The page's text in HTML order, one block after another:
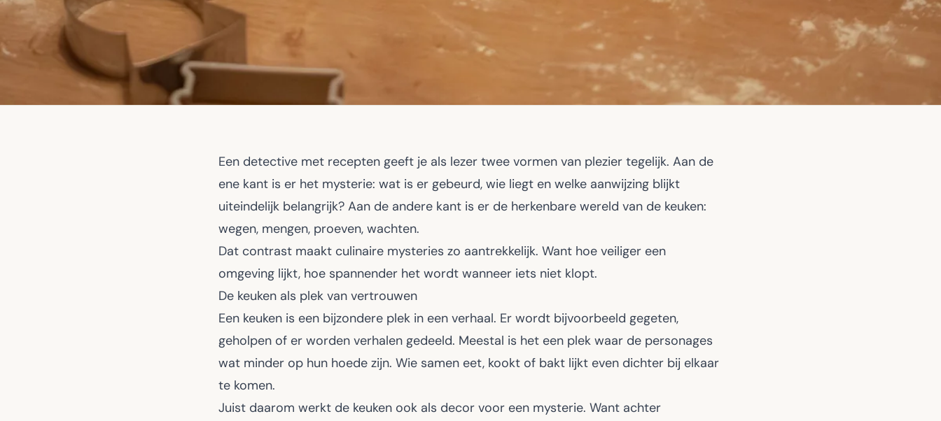
Een detective met recepten geeft je als lezer twee vormen van plezier tegelijk. Aan de
ene kant is er het mysterie: wat is er gebeurd, wie liegt en welke aanwijzing blijkt
uiteindelijk belangrijk? Aan de andere kant is er de herkenbare wereld van de keuken:
wegen, mengen, proeven, wachten.
Dat contrast maakt culinaire mysteries zo aantrekkelijk. Want hoe veiliger een
omgeving lijkt, hoe spannender het wordt wanneer iets niet klopt.
De keuken als plek van vertrouwen
Een keuken is een bijzondere plek in een verhaal. Er wordt bijvoorbeeld gegeten,
geholpen of er worden verhalen gedeeld. Meestal is het een plek waar de personages
wat minder op hun hoede zijn. Wie samen eet, kookt of bakt lijkt even dichter bij elkaar
te komen.
Juist daarom werkt de keuken ook als decor voor een mysterie. Want achter